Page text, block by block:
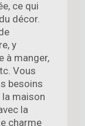
ce qui
décor.
y
à manger,
Vous
besoins
maison
la
charme